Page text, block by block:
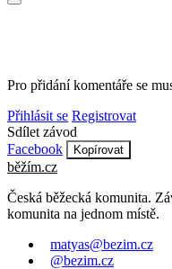
Pro přidání komentáře se
Přihlásit se Registrovat
Sdílet závod
Facebook
Kopírovat
běžím.cz
Česká běžecká komunita.
komunita na jednom místě.
matyas@bezim.cz
@bezim.cz